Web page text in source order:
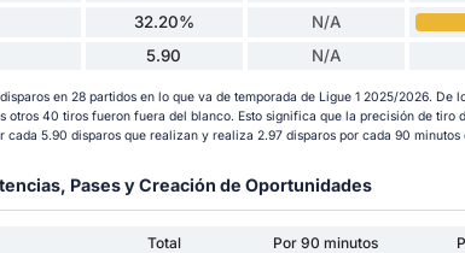
32.20% N/A
5.90 N/A
en 28 partidos en lo que va de temporada de Ligue 1 2025/2026. De
otros 40 tiros fueron fuera del blanco. Esto significa que la precisión de tiro
cada 5.90 disparos que realizan y realiza 2.97 disparos por cada 90 minutos
Pases y Creación de Oportunidades
Total Por 90 minutos